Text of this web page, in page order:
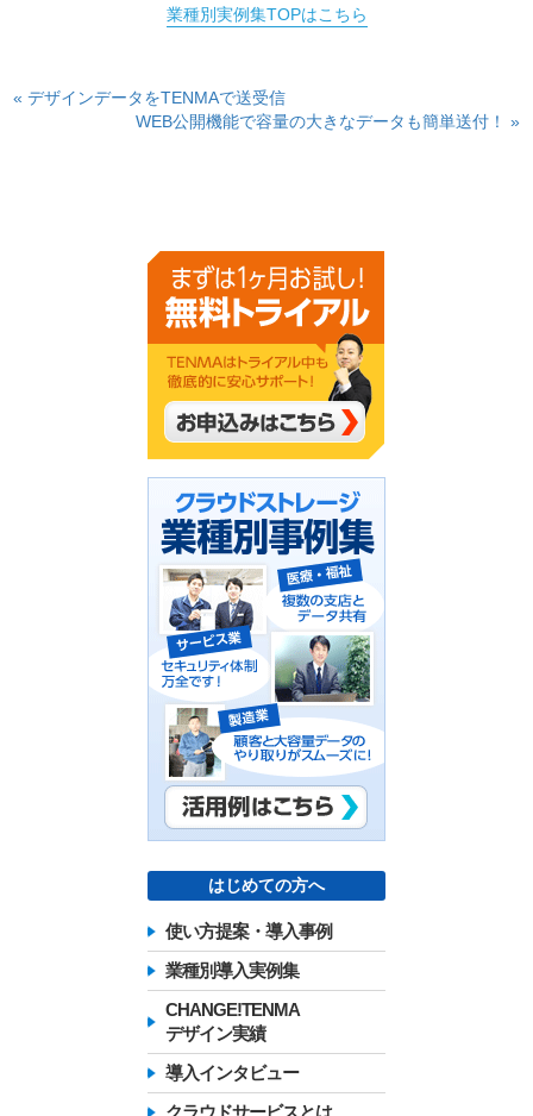
業種別実例集TOPはこちら
« デザインデータをTENMAで送受信
WEB公開機能で容量の大きなデータも簡単送付！ »
はじめての方へ
使い方提案・導入事例
業種別導入実例集
CHANGE!TENMA
デザイン実績
導入インタビュー